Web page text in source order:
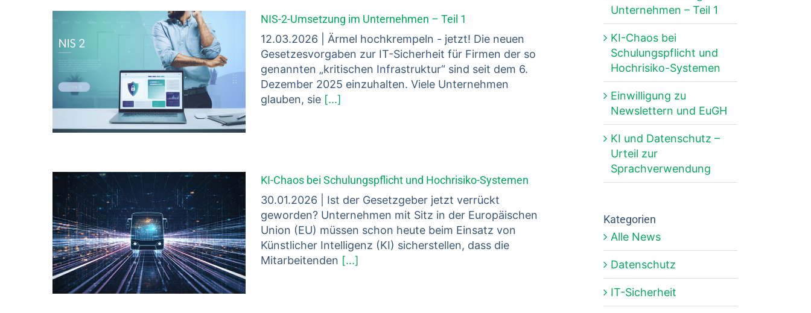
NIS-2-Umsetzung im Unternehmen – Teil 1
12.03.2026 | Ärmel hochkrempeln - jetzt! Die neuen
Gesetzesvorgaben zur IT-Sicherheit für Firmen der so
genannten „kritischen Infrastruktur“ sind seit dem 6.
Dezember 2025 einzuhalten. Viele Unternehmen
glauben, sie [...]
KI-Chaos bei Schulungspflicht und Hochrisiko-Systemen
30.01.2026 | Ist der Gesetzgeber jetzt verrückt
geworden? Unternehmen mit Sitz in der Europäischen
Union (EU) müssen schon heute beim Einsatz von
Künstlicher Intelligenz (KI) sicherstellen, dass die
Mitarbeitenden [...]
Unternehmen – Teil 1
KI-Chaos bei
Schulungspflicht und
Hochrisiko-Systemen
Einwilligung zu
Newslettern und EuGH
KI und Datenschutz –
Urteil zur
Sprachverwendung
Kategorien
Alle News
Datenschutz
IT-Sicherheit